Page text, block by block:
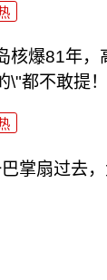
核爆81年，
\"都不敢提！
掌扇过去